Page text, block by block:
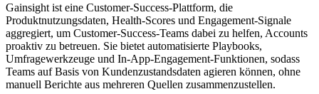
Gainsight ist eine Customer-Success-Plattform, die
Produktnutzungsdaten, Health-Scores und Engagement-Signale
aggregiert, um Customer-Success-Teams dabei zu helfen, Accounts
proaktiv zu betreuen. Sie bietet automatisierte Playbooks,
Umfragewerkzeuge und In-App-Engagement-Funktionen, sodass
Teams auf Basis von Kundenzustandsdaten agieren können, ohne
manuell Berichte aus mehreren Quellen zusammenzustellen.